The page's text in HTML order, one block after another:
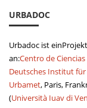
URBADOC
Urbadoc ist
an:Centro de
Deutsches Institut
Urbamet, Paris,
(Università Iuav di